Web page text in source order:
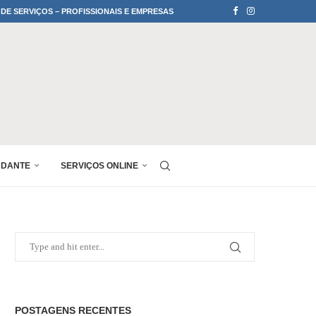
SERVIÇOS – PROFISSIONAIS E EMPRESAS
SERVIÇOS ONLINE
POSTAGENS RECENTES